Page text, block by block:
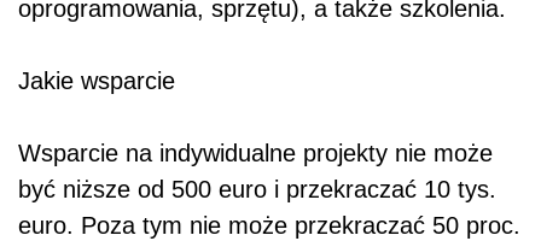
oprogramowania, sprzętu), a także szkolenia.
Jakie wsparcie
Wsparcie na indywidualne projekty nie może
być niższe od 500 euro i przekraczać 10 tys.
euro. Poza tym nie może przekraczać 50 proc.